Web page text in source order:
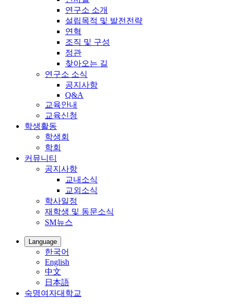
연구소 소개
설립목적 및 발전전략
연혁
조직 및 구성
정관
찾아오는 길
연구소 소식
공지사항
Q&A
교육안내
교육신청
학생활동
학생회
학회
커뮤니티
공지사항
교내소식
교외소식
학사일정
재학생 및 동문소식
SM뉴스
Language
한국어
English
中文
日本語
숙명여자대학교